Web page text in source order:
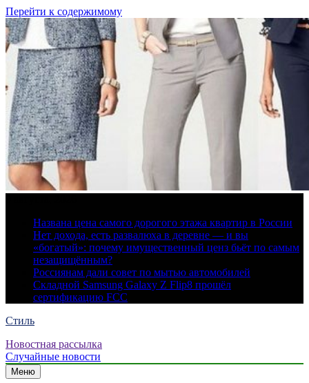
Перейти к содержимому
Названа цена самого дорогого этажа квартир в России
Нет дохода, есть развалюха в деревне — и вы
«богатый»: почему имущественный ценз бьёт по самым
незащищённым?
Россиянам дали совет по мытью автомобилей
Складной Samsung Galaxy Z Flip8 прошёл
сертификацию FCC
Стиль
Новостная рассылка
Случайные новости
Меню